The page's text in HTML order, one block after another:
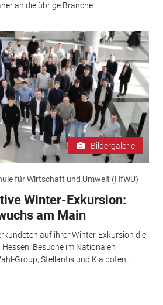
an die übrige Branche.
Bildergalerie
für Wirtschaft und Umwelt (HfWU)
Winter-Exkursion:
am Main
auf ihrer Winter-Exkursion die
Besuche im Nationalen
Group, Stellantis und Kia boten...